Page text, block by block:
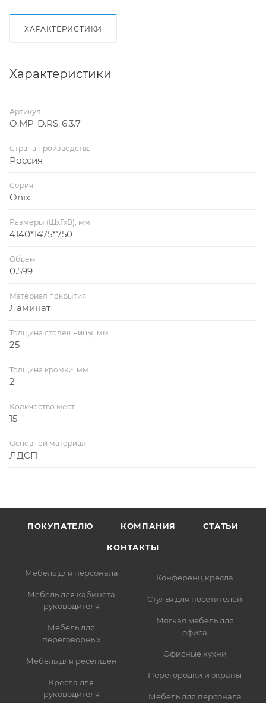
ХАРАКТЕРИСТИКИ
Характеристики
Артикул
O.MP-D.RS-6.3.7
Страна производства
Россия
Серия
Onix
Размеры (ШхГхВ), мм
4140*1475*750
Объем
0.599
Материал покрытия
Ламинат
Толщина столешницы, мм
25
Толщина кромки, мм
2
Количество мест
15
Основной материал
ЛДСП
ПОКУПАТЕЛЮ КОМПАНИЯ СТАТЬИ
КОНТАКТЫ
Мебель для персонала
Мебель для кабинета
руководителя
Мебель для
переговорных
Мебель для ресепшен
Кресла для
руководителя
Конференц кресла
Стулья для посетителей
Мягкая мебель для
офиса
Офисные кухни
Перегородки и экраны
Мебель для персонала